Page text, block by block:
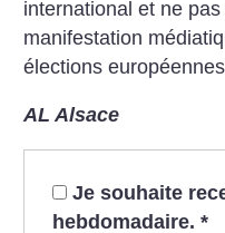
international et ne
manifestation
élections
AL Alsace
Je souhaite
hebdomadaire. *